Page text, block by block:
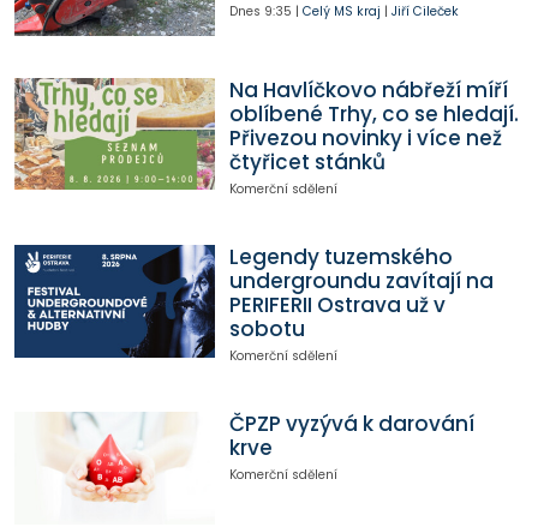
Dnes 9:35 | Celý MS kraj | Jiří Cileček
Na Havlíčkovo nábřeží míří
oblíbené Trhy, co se hledají.
Přivezou novinky i více než
čtyřicet stánků
Komerční sdělení
Legendy tuzemského
undergroundu zavítají na
PERIFERII Ostrava už v
sobotu
Komerční sdělení
ČPZP vyzývá k darování
krve
Komerční sdělení